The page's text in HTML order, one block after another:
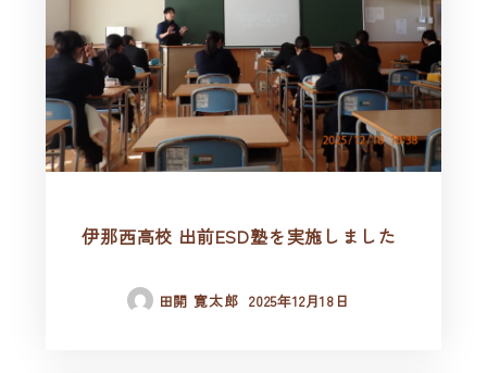
伊那西高校 出前ESD塾を実施しました
田開 寛太郎 2025年12月18日